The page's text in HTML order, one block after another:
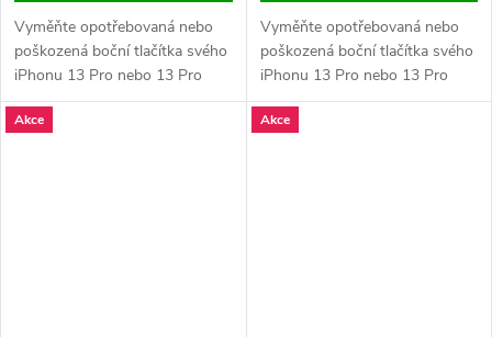
Vyměňte opotřebovaná nebo
poškozená boční tlačítka svého
iPhonu 13 Pro nebo 13 Pro
Max. Zajistěte plynulé ovládání
hlasitosti, napájení a přepínače
Vyměňte opotřebovaná nebo
poškozená boční tlačítka svého
iPhonu 13 Pro nebo 13 Pro
Max. Zajistěte plynulé ovládání
hlasitosti, napájení a přepínače
Akce Akce